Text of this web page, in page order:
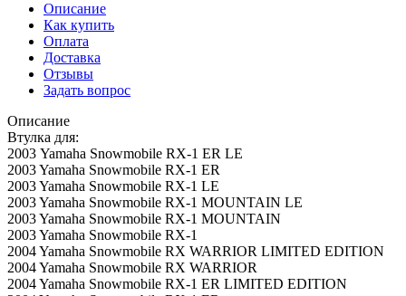
Описание
Как купить
Оплата
Доставка
Отзывы
Задать вопрос
Описание
Втулка для:
2003 Yamaha Snowmobile RX-1 ER LE
2003 Yamaha Snowmobile RX-1 ER
2003 Yamaha Snowmobile RX-1 LE
2003 Yamaha Snowmobile RX-1 MOUNTAIN LE
2003 Yamaha Snowmobile RX-1 MOUNTAIN
2003 Yamaha Snowmobile RX-1
2004 Yamaha Snowmobile RX WARRIOR LIMITED EDITION
2004 Yamaha Snowmobile RX WARRIOR
2004 Yamaha Snowmobile RX-1 ER LIMITED EDITION